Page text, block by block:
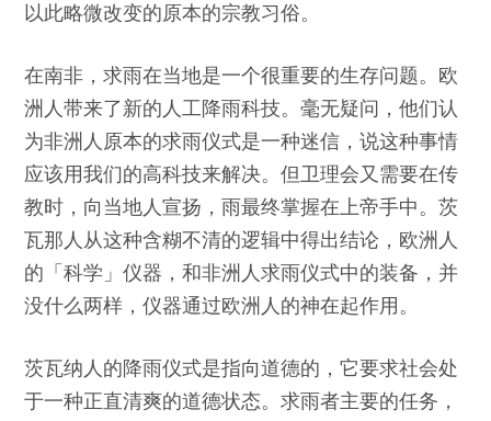
以此略微改变的原本的宗教习俗。
在南非，求雨在当地是一个很重要的生存问题。欧
洲人带来了新的人工降雨科技。毫无疑问，他们认
为非洲人原本的求雨仪式是一种迷信，说这种事情
应该用我们的高科技来解决。但卫理会又需要在传
教时，向当地人宣扬，雨最终掌握在上帝手中。茨
瓦那人从这种含糊不清的逻辑中得出结论，欧洲人
的「科学」仪器，和非洲人求雨仪式中的装备，并
没什么两样，仪器通过欧洲人的神在起作用。
茨瓦纳人的降雨仪式是指向道德的，它要求社会处
于一种正直清爽的道德状态。求雨者主要的任务，